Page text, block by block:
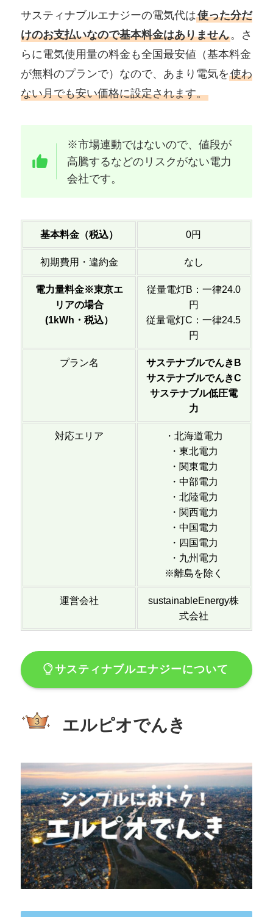
サスティナブルエナジーの電気代は使った分だ
けのお支払いなので基本料金はありません。さ
らに電気使用量の料金も全国最安値（基本料金
が無料のプランで）なので、あまり電気を使わ
ない月でも安い価格に設定されます。
※市場連動ではないので、値段が
高騰するなどのリスクがない電力
会社です。
基本料金（税込） 0円
初期費用・違約金 なし
電力量料金※東京エ
リアの場合
(1kWh・税込）
従量電灯B：一律24.0
円
従量電灯C：一律24.5
円
プラン名
サステナブルでんきB
サステナブルでんきC
サステナブル低圧電
力
対応エリア
・北海道電力
・東北電力
・関東電力
・中部電力
・北陸電力
・関西電力
・中国電力
・四国電力
・九州電力
※離島を除く
運営会社
sustainableEnergy株
式会社
サスティナブルエナジーについて
エルピオでんき